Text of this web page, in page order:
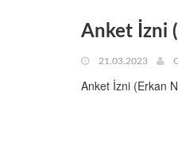
Anket İzni
21.03.2023
Anket İzni (Erkan